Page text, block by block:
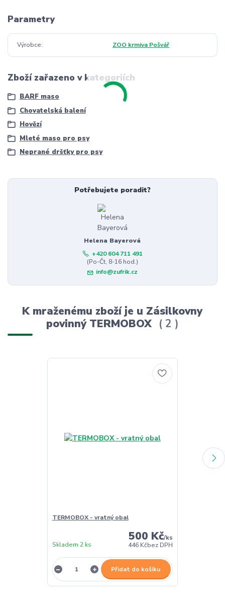
Parametry
Výrobce ZOO krmiva Pošvář
Zboží zařazeno v kategoriích
BARF maso
Chovatelská balení
Hovězí
Mleté maso pro psy
Neprané dršťky pro psy
Potřebujete poradit?
Helena Bayerová
+420 604 711 491
(Po-Čt, 8-16 hod.)
info@zufrik.cz
K mraženému zboží je u Zásilkovny
povinný TERMOBOX
2
TERMOBOX - vratný obal
500 Kč/ks
446 Kčbez DPH
Skladem 2 ks
Přidat do košíku